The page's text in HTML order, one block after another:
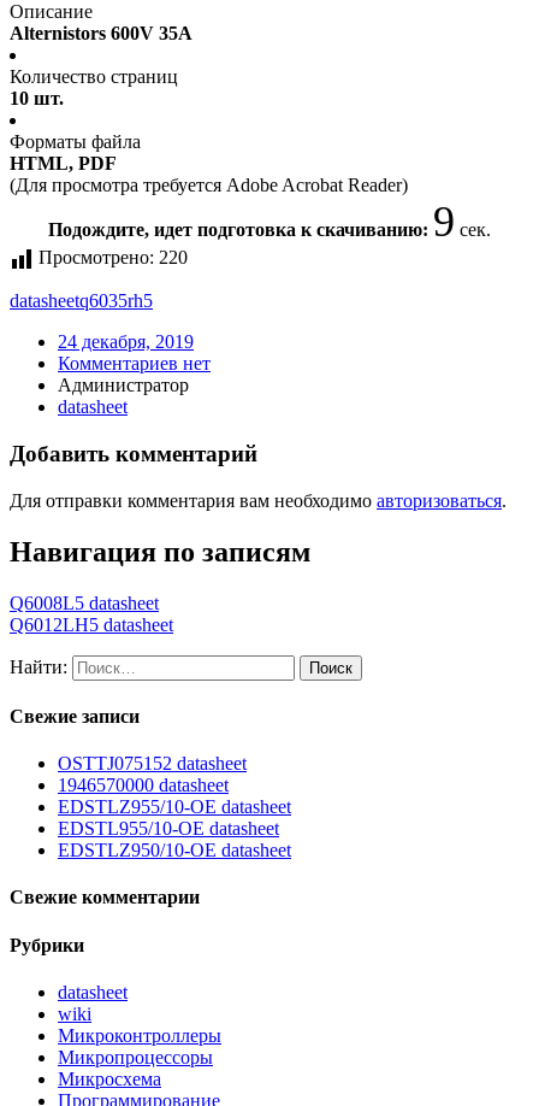
Описание
Alternistors 600V 35A
Количество страниц
10 шт.
Форматы файла
HTML, PDF
(Для просмотра требуется Adobe Acrobat Reader)
Подождите, идет подготовка к скачиванию: 9 сек.
Просмотрено: 220
datasheetq6035rh5
24 декабря, 2019
Комментариев нет
Администратор
datasheet
Добавить комментарий
Для отправки комментария вам необходимо авторизоваться.
Навигация по записям
Q6008L5 datasheet
Q6012LH5 datasheet
Найти:
Свежие записи
OSTTJ075152 datasheet
1946570000 datasheet
EDSTLZ955/10-OE datasheet
EDSTL955/10-OE datasheet
EDSTLZ950/10-OE datasheet
Свежие комментарии
Рубрики
datasheet
wiki
Микроконтроллеры
Микропроцессоры
Микросхема
Программирование